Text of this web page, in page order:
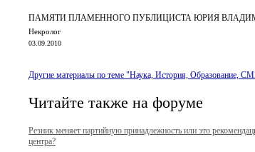
ПАМЯТИ ПЛАМЕННОГО ПУБЛИЦИСТА ЮРИЯ
Некролог
03.09.2010
Другие материалы по теме "Наука, История, Образование,
Читайте также на форуме
Резник меняет партийную принадлежность или это
центра?